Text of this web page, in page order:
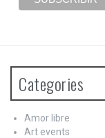
Categories
Amor libre
Art events